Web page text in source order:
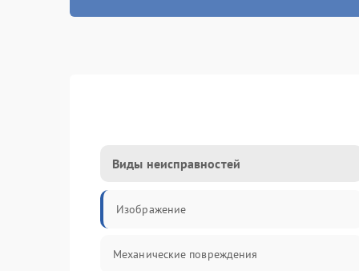
Виды неисправностей
Изображение
Механические повреждения